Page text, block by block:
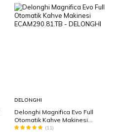
DELONGHI
Delonghi Magnifica Evo Full
Otomatik Kahve Makinesi
ECAM290.81.TB
(11)